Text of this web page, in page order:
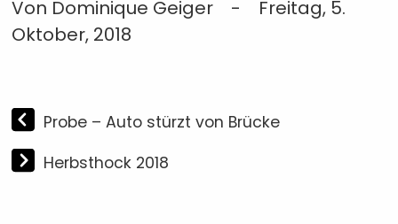
Von Dominique Geiger
-
Freitag, 5.
Oktober, 2018
Probe – Auto stürzt von Brücke
Herbsthock 2018